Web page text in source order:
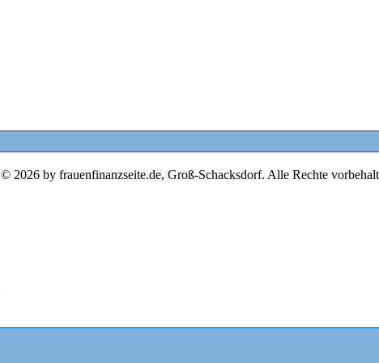
© 2026 by frauenfinanzseite.de, Groß-Schacksdorf. Alle Rechte